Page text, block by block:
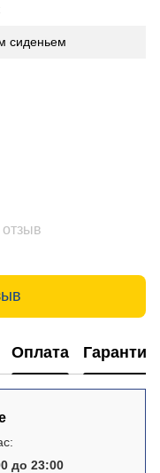
сиденьем
Оплата Гарантия
до 23:00